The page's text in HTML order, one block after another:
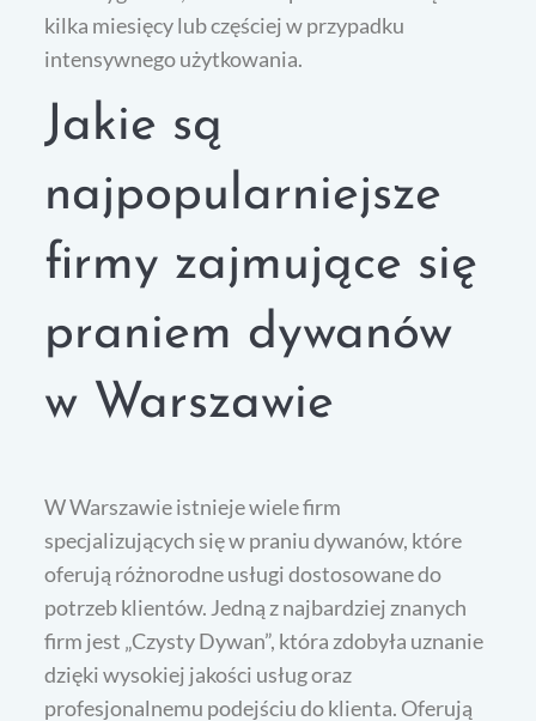
kilka miesięcy lub częściej w przypadku
intensywnego użytkowania.
Jakie są
najpopularniejsze
firmy zajmujące się
praniem dywanów
w Warszawie
W Warszawie istnieje wiele firm
specjalizujących się w praniu dywanów, które
oferują różnorodne usługi dostosowane do
potrzeb klientów. Jedną z najbardziej znanych
firm jest „Czysty Dywan”, która zdobyła uznanie
dzięki wysokiej jakości usług oraz
profesjonalnemu podejściu do klienta. Oferują